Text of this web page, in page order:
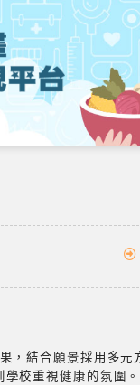
，結合願景採用多元
校重視健康的氛圍。